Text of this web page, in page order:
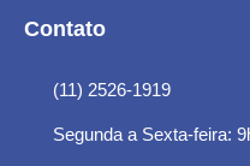
Contato
(11) 2526-1919
Segunda a Sexta-feira: